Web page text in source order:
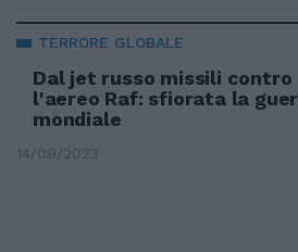
TERRORE GLOBALE
Dal jet russo missili contro
l'aereo Raf: sfiorata la
mondiale
14/09/2023